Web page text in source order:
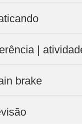
|
brake